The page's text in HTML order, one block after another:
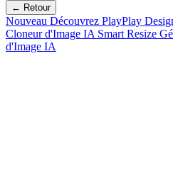
← Retour
Nouveau Découvrez PlayPlay
Cloneur d'Image IA Smart Resize
d'Image IA